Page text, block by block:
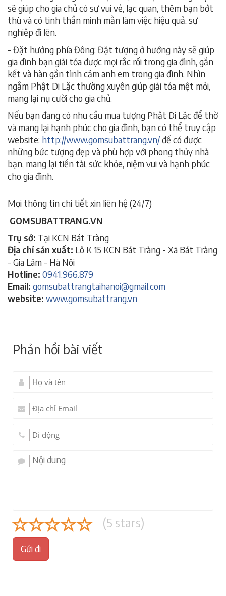
sẽ giúp cho gia chủ có sự vui vẻ, lạc quan, thêm bạn bớt
thù và có tinh thần minh mẫn làm việc hiệu quả, sự
nghiệp đi lên.
- Đặt hướng phía Đông: Đặt tượng ở hướng này sẽ giúp
gia đình bạn giải tỏa được mọi rắc rối trong gia đình, gắn
kết và hàn gắn tình cảm anh em trong gia đình. Nhìn
ngắm Phật Di Lặc thường xuyên giúp giải tỏa mệt mỏi,
mang lại nụ cười cho gia chủ.
Nếu bạn đang có nhu cầu mua tượng Phật Di Lặc để thờ
và mang lại hạnh phúc cho gia đình, bạn có thể truy cập
website: http://www.gomsubattrang.vn/để có được
những bức tượng đẹp và phù hợp với phong thủy nhà
bạn, mang lại tiền tài, sức khỏe, niệm vui và hạnh phúc
cho gia đình.
Mọi thông tin chi tiết xin liên hệ (24/7)
GOMSUBATTRANG.VN
Trụ sở: Tại KCN Bát Tràng
Địa chỉ sản xuất: Lô K 15 KCN Bát Tràng - Xã Bát Tràng
- Gia Lâm - Hà Nôi
Hotline: 0941.966.879
Email: gomsubattrangtaihanoi@gmail.com
website: www.gomsubattrang.vn
Phản hồi bài viết
(5 stars)
Gửi đi